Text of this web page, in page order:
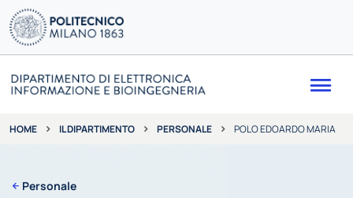
HOME IL DIPARTIMENTO PERSONALE POLO EDOARDO MARIA
Personale